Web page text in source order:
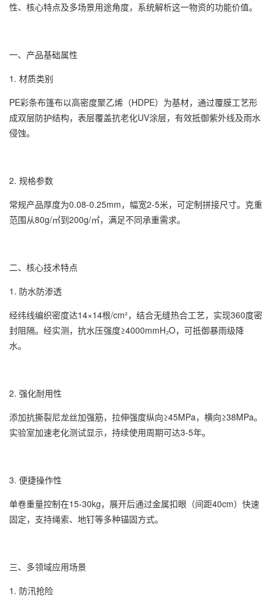
性、核心特点及多场景用途角度，系统解析这一物资的功能价值。
一、产品基础属性
1. 材质类别
PE彩条布篷布以高密度聚乙烯（HDPE）为基材，通过覆膜工艺形
成双层防护结构，表层覆盖抗老化UV涂层，有效抵御紫外线及雨水
侵蚀。
2. 规格参数
常规产品厚度为0.08-0.25mm，幅宽2-5米，可定制拼接尺寸。克重
范围从80g/㎡到200g/㎡，满足不同承重需求。
二、核心技术特点
1. 防水防渗透
经纬线编织密度达14×14根/cm²，结合无缝热合工艺，实现360度密
封阻隔。经实测，抗水压强度≥4000mmH₂O，可抵御暴雨级降
水。
2. 强化耐用性
添加抗撕裂尼龙丝加强筋，拉伸强度纵向≥45MPa，横向≥38MPa。
实验室加速老化测试显示，持续使用周期可达3-5年。
3. 便捷操作性
单卷重量控制在15-30kg，展开后通过金属扣眼（间距40cm）快速
固定，支持绳索、地钉等多种锚固方式。
三、多领域应用场景
1. 防汛抢险